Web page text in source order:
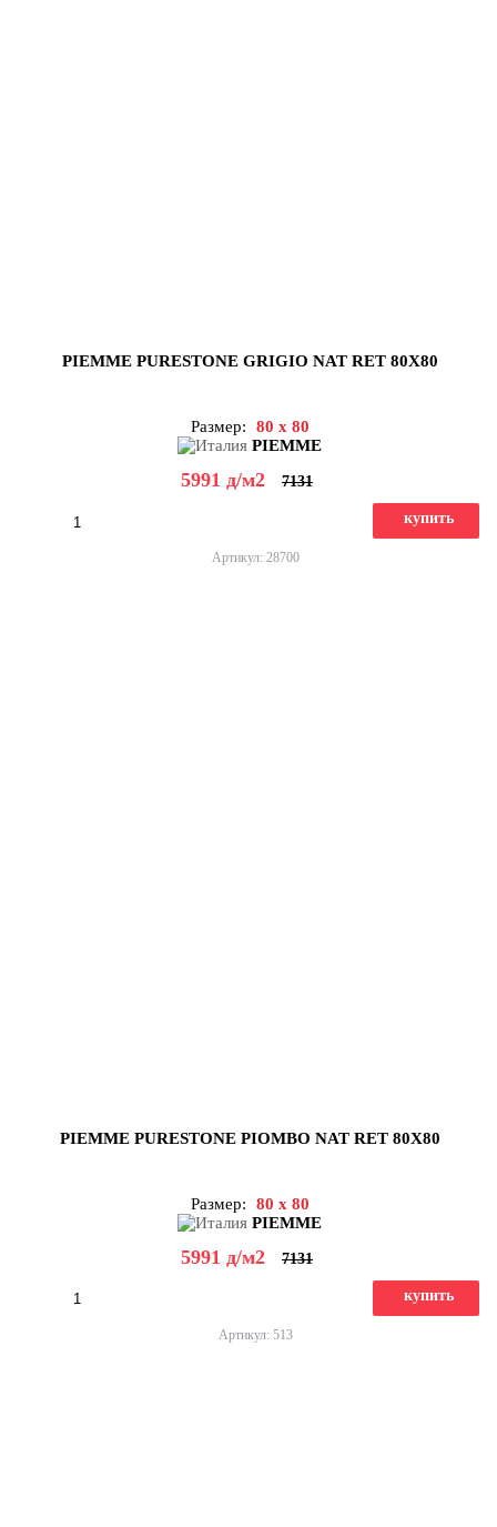
PIEMME PURESTONE GRIGIO NAT RET 80X80
Размер:
80 x 80
PIEMME
5991 д/м2 7131
купить
Артикул: 28700
PIEMME PURESTONE PIOMBO NAT RET 80X80
Размер:
80 x 80
PIEMME
5991 д/м2 7131
купить
Артикул: 513